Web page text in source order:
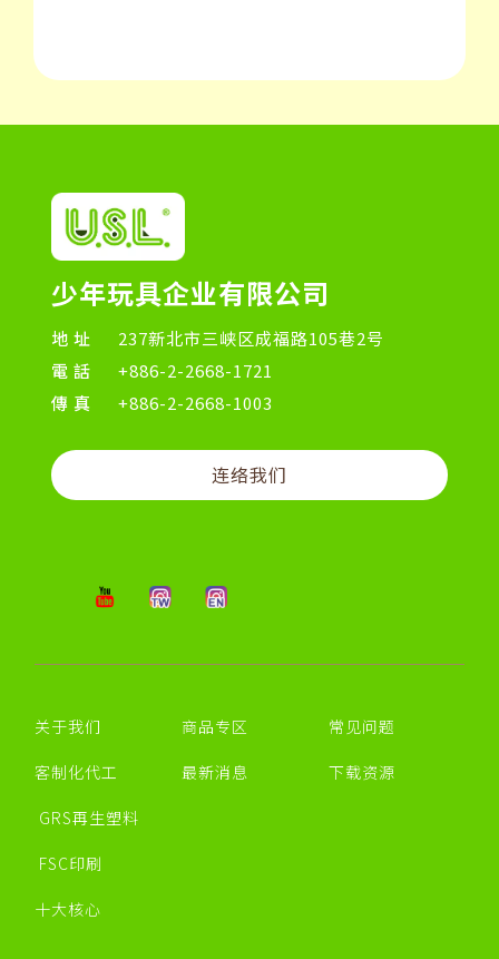
少年玩具企业有限公司
地址
237新北市三峡区成福路105巷2号
電話
+886-2-2668-1721
傳真
+886-2-2668-1003
连络我们
关于我们
客制化代工
GRS再生塑料
FSC印刷
十大核心
商品专区
最新消息
常见问题
下载资源